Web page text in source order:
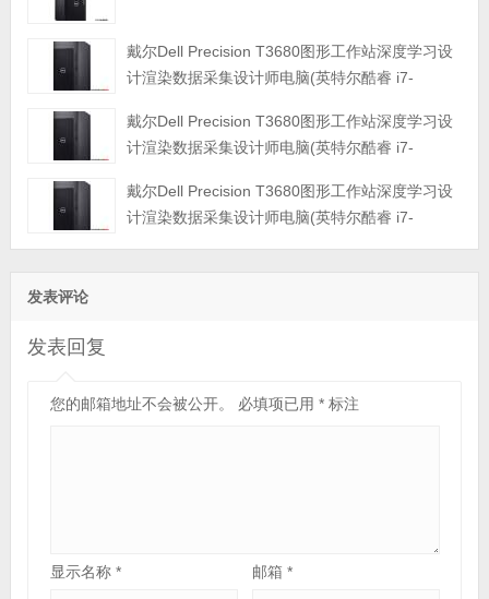
戴尔Dell Precision T3680图形工作站深度学习设
计渲染数据采集设计师电脑(英特尔酷睿 i7-
固态硬盘|RTX3090显卡|三年保修)
戴尔Dell Precision T3680图形工作站深度学习设
计渲染数据采集设计师电脑(英特尔酷睿 i7-
固态硬盘|RTX3080显卡|三年保修)
戴尔Dell Precision T3680图形工作站深度学习设
计渲染数据采集设计师电脑(英特尔酷睿 i7-
发表评论
发表回复
您的邮箱地址不会被公开。 必填项已用 *标注
显示名称 * 邮箱*